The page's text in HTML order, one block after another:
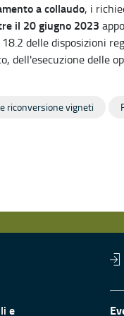
a collaudo, i
il 20 giugno 2023
delle disposizioni
dell'esecuzione delle
riconversione vigneti
e